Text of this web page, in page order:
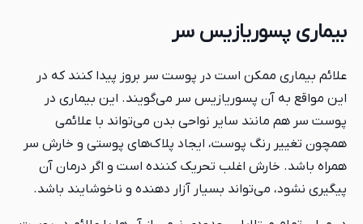
بیماری پسوریازیس سر
علائم بیماری ممکن است در پوست سر بروز پیدا کنند که در
این مواقع به آن پسوریازیس سر می‌گویند. این بیماری در
پوست سر هم مانند سایر نواحی بدن می‌تواند با علائمی
همچون تغییر رنگ پوست، ایجاد پلاک‌های پوستی و خارش سر
همراه باشد. خارش اغلب تحریک کننده است و اگر درمان آن
پیگیری نشود، می‌تواند بسیار آزار دهنده و ناخوشایند باشد.